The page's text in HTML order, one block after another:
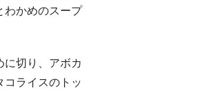
わかめのスープ
切り、アボカ
コライスのトッ